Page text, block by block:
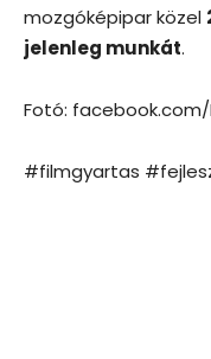
mozgóképipar közel
jelenleg munkát.
Fotó: facebook.com/
#filmgyartas